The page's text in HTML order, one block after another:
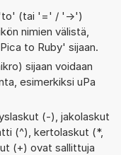
'to' (tai '=' / '->')
nimien välistä,
to Ruby' sijaan.
sijaan voidaan
esimerkiksi uPa
(-), jakolaskut
(^), kertolaskut (*,
(+) ovat sallittuja